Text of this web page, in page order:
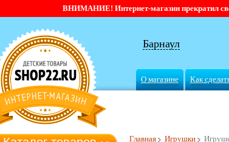
ВНИМАНИЕ! Интернет-магазин прекратил
Барнаул
О магазине Как
Главная Игрушки